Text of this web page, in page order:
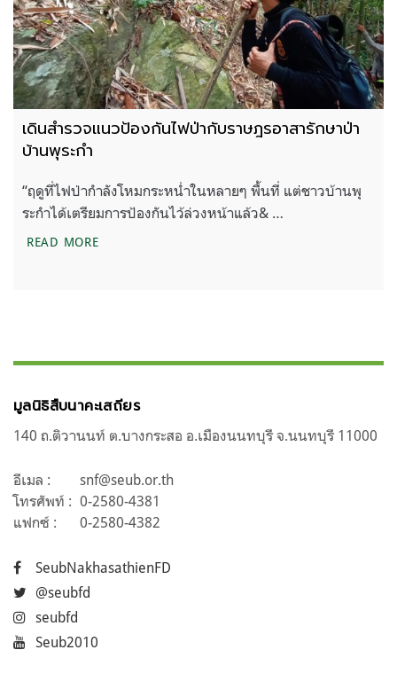
เดินสำรวจแนวป้องกันไฟป่ากับราษฎรอาสารักษาป่า
บ้านพุระกำ
“ฤดูที่ไฟป่ากำลังโหมกระหน่ำในหลายๆ พื้นที่ แต่ชาวบ้านพุ
ระกำได้เตรียมการป้องกันไว้ล่วงหน้าแล้ว& …
READ MOREเดินสำรวจแนวป้องกันไฟป่ากับราษฎรอาสารักษาป่า บ้
มูลนิธิสืบนาคะเสถียร
140 ถ.ติวานนท์ ต.บางกระสอ อ.เมืองนนทบุรี จ.นนทบุรี 11000
อีเมล :
snf@seub.or.th
โทรศัพท์ : 0-2580-4381
แฟกซ์ :
0-2580-4382
SeubNakhasathienFD
@seubfd
seubfd
Seub2010